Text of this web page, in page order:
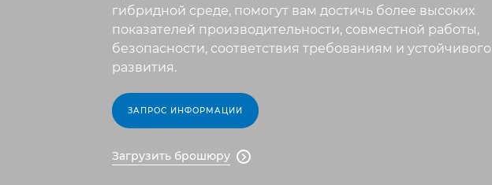
гибридной среде, помогут вам достичь более высоких
показателей производительности, совместной работы,
безопасности, соответствия требованиям и устойчивого
развития.
ЗАПРОС ИНФОРМАЦИИ
Загрузить брошюру 